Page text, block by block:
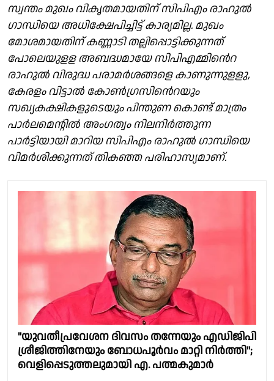
സ്വന്തം മുഖം വികൃതമായതിന് സിപിഎം രാഹുൽ
ഗാന്ധിയെ അധിക്ഷേപിച്ചിട്ട് കാര്യമില്ല. മുഖം
മോശമായതിന് കണ്ണാടി തല്ലിപ്പൊട്ടിക്കുന്നത്
പോലെയുളള അബദ്ധമായേ സിപിഎമ്മിൻെറ
രാഹുൽ വിരുദ്ധ പരാമർശങ്ങളെ കാണുന്നുളളു,
കേരളം വിട്ടാൽ കോൺഗ്രസിൻെറയും
സഖ്യകക്ഷികളുടെയും പിന്തുണ കൊണ്ട് മാത്രം
പാർലമെന്റിൽ അംഗത്വം നിലനിർത്തുന്ന
പാർട്ടിയായി മാറിയ സിപിഎം രാഹുൽ ഗാന്ധിയെ
വിമർശിക്കുന്നത് തികഞ്ഞ പരിഹാസ്യമാണ്.
"യുവതീപ്രവേശന ദിവസം തന്നേയും എഡിജിപി
ശ്രീജിത്തിനേയും ബോധപൂർവം മാറ്റി നിർത്തി";
വെളിപ്പെടുത്തലുമായി എ. പത്മകുമാർ